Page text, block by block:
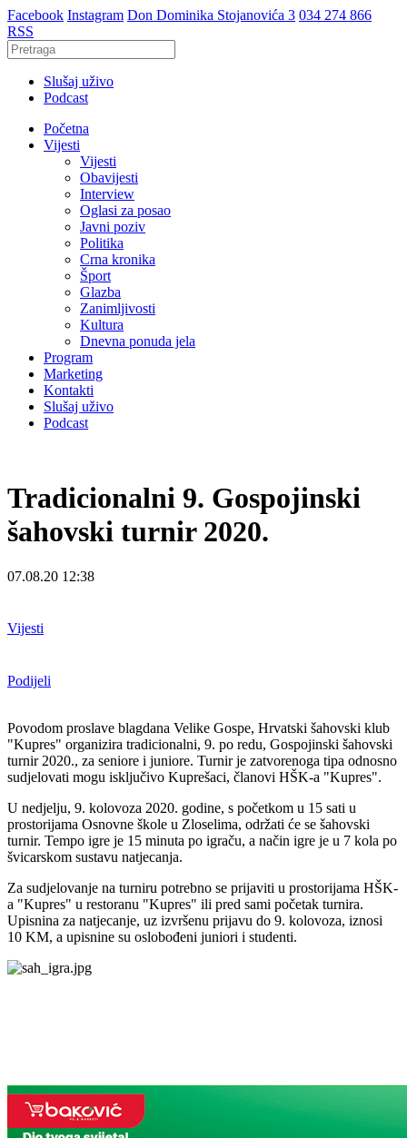
Facebook Instagram Don Dominika Stojanovića 3 034 274 866
RSS
Slušaj uživo
Podcast
Početna
Vijesti
Vijesti
Obavijesti
Interview
Oglasi za posao
Javni poziv
Politika
Crna kronika
Šport
Glazba
Zanimljivosti
Kultura
Dnevna ponuda jela
Program
Marketing
Kontakti
Slušaj uživo
Podcast
Tradicionalni 9. Gospojinski
šahovski turnir 2020.
07.08.20 12:38
Vijesti
Podijeli
Povodom proslave blagdana Velike Gospe, Hrvatski šahovski klub
"Kupres" organizira tradicionalni, 9. po redu, Gospojinski šahovski
turnir 2020., za seniore i juniore. Turnir je zatvorenoga tipa odnosno
sudjelovati mogu isključivo Kuprešaci, članovi HŠK-a "Kupres".
U nedjelju, 9. kolovoza 2020. godine, s početkom u 15 sati u
prostorijama Osnovne škole u Zloselima, održati će se šahovski
turnir. Tempo igre je 15 minuta po igraču, a način igre je u 7 kola po
švicarskom sustavu natjecanja.
Za sudjelovanje na turniru potrebno se prijaviti u prostorijama HŠK-
a "Kupres" u restoranu "Kupres" ili pred sami početak turnira.
Upisnina za natjecanje, uz izvršenu prijavu do 9. kolovoza, iznosi
10 KM, a upisnine su oslobođeni juniori i studenti.